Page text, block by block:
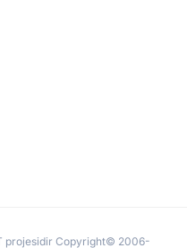
projesidir Copyright© 2006-